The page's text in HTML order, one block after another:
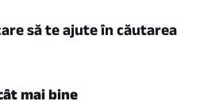
să te ajute în căutarea
mai bine